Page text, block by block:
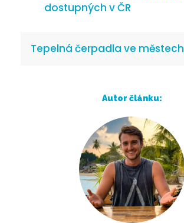
dostupných v ČR
Tepelná čerpadla ve městech
Autor článku: